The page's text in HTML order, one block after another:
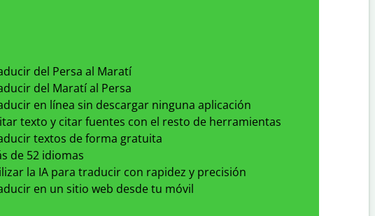
del Persa al Maratí
del Maratí al Persa
en línea sin descargar ninguna aplicación
texto y citar fuentes con el resto de herramientas
textos de forma gratuita
de 52 idiomas
la IA para traducir con rapidez y precisión
en un sitio web desde tu móvil